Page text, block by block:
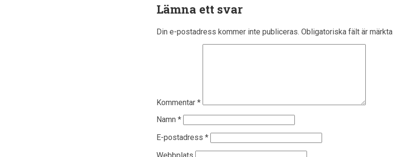
Lämna ett svar
Din e-postadress kommer inte publiceras. Obligatoriska fält är märkta
Kommentar *
Namn *
E-postadress *